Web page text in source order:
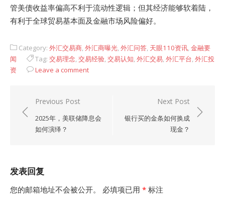
管美债收益率偏高不利于流动性逻辑；但其经济能够软着陆，
有利于全球贸易基本面及金融市场风险偏好。
Category: 外汇交易商,外汇商曝光,外汇问答, 天眼110资讯,金融要
闻
Tag: 交易理念,交易经验,交易认知,外汇交易,外汇平台,外汇投
资
Leave a comment
章
Previous Post
2025年，美联储降息会
如何演绎？
Next Post
银行买的金条如何换成
现金？
发表回复
您的邮箱地址不会被公开。
必填项已用 * 标注